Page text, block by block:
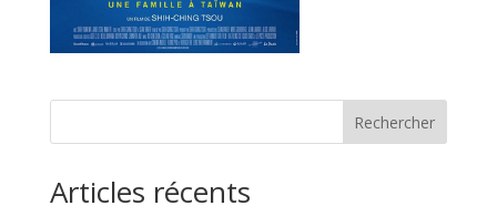
Rechercher
Articles récents